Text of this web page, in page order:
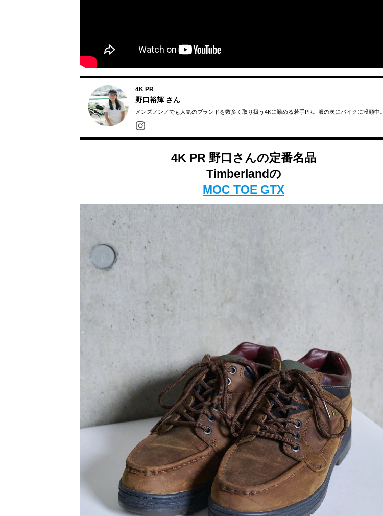
4K PR
野口裕輝 さん
メンズノンノでも人気のブランドを数多く取り扱う4Kに勤める若手PR。服の次にバイクに没頭中。
4K PR 野口さんの定番名品
Timberlandの
MOC TOE GTX